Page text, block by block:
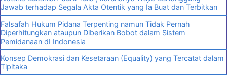
Jawab terhadap Segala Akta Otentik yang Ia Buat dan Terbitkan
Falsafah Hukum Pidana Terpenting namun Tidak Pernah
Diperhitungkan ataupun Diberikan Bobot dalam Sistem
Pemidanaan dI Indonesia
Konsep Demokrasi dan Kesetaraan (Equality) yang Tercatat dalam
Tipitaka